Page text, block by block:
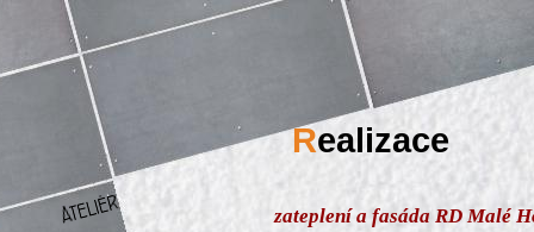
Realizace
zateplení a fasáda RD Malé